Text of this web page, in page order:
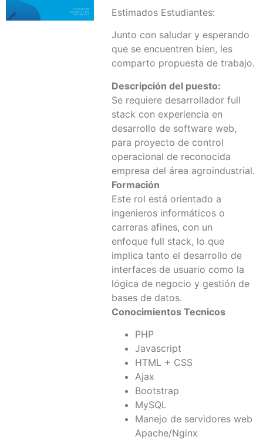
Estimados Estudiantes:
Junto con saludar y esperando
que se encuentren bien, les
comparto propuesta de trabajo.
Descripción del puesto:
Se requiere desarrollador full
stack con experiencia en
desarrollo de software web,
para proyecto de control
operacional de reconocida
empresa del área agroindustrial.
Formación
Este rol está orientado a
ingenieros informáticos o
carreras afines, con un
enfoque full stack, lo que
implica tanto el desarrollo de
interfaces de usuario como la
lógica de negocio y gestión de
bases de datos.
Conocimientos Tecnicos
PHP
Javascript
HTML + CSS
Ajax
Bootstrap
MySQL
Manejo de servidores web
Apache/Nginx